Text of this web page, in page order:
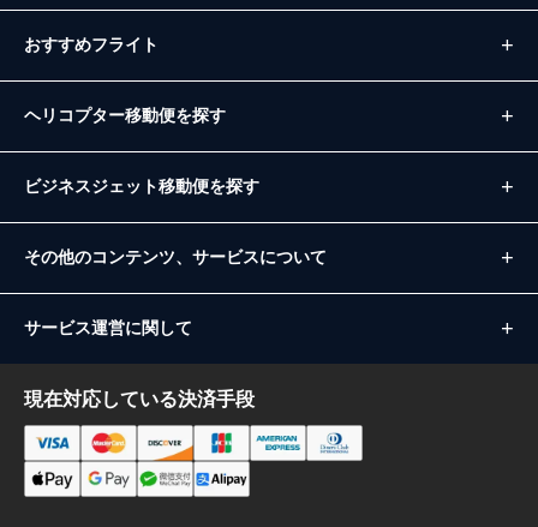
おすすめフライト
ヘリコプター移動便を探す
ビジネスジェット移動便を探す
その他のコンテンツ、サービスについて
サービス運営に関して
現在対応している決済手段